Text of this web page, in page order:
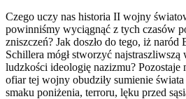
Czego uczy nas historia II wojny
powinniśmy wyciągnąć z tych czasów
zniszczeń? Jak doszło do tego, iż naród
Schillera mógł stworzyć
ludzkości ideologię nazizmu? Pozostaje
ofiar tej wojny obudziły sumienie
smaku poniżenia, terroru, lęku przed